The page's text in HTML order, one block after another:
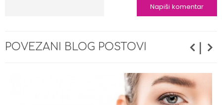
POVEZANI BLOG POSTOVI |